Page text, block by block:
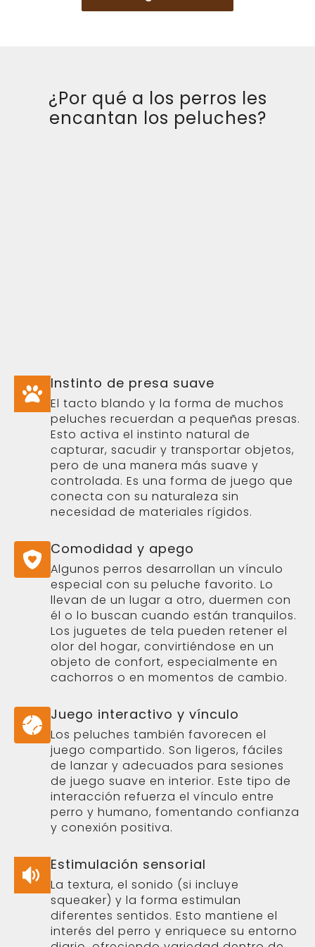
¿Por qué a los perros les
encantan los peluches?
Instinto de presa suave
El tacto blando y la forma de muchos
peluches recuerdan a pequeñas presas.
Esto activa el instinto natural de
capturar, sacudir y transportar objetos,
pero de una manera más suave y
controlada. Es una forma de juego que
conecta con su naturaleza sin
necesidad de materiales rígidos.
Comodidad y apego
Algunos perros desarrollan un vínculo
especial con su peluche favorito. Lo
llevan de un lugar a otro, duermen con
él o lo buscan cuando están tranquilos.
Los juguetes de tela pueden retener el
olor del hogar, convirtiéndose en un
objeto de confort, especialmente en
cachorros o en momentos de cambio.
Juego interactivo y vínculo
Los peluches también favorecen el
juego compartido. Son ligeros, fáciles
de lanzar y adecuados para sesiones
de juego suave en interior. Este tipo de
interacción refuerza el vínculo entre
perro y humano, fomentando confianza
y conexión positiva.
Estimulación sensorial
La textura, el sonido (si incluye
squeaker) y la forma estimulan
diferentes sentidos. Esto mantiene el
interés del perro y enriquece su entorno
se
página
de
producto